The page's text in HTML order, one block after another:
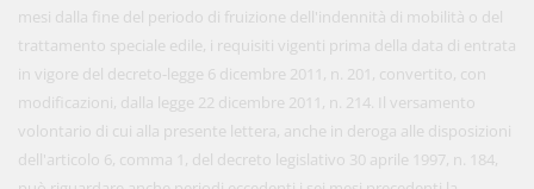
mesi dalla fine del periodo di fruizione dell'indennità di mobilità o del
trattamento speciale edile, i requisiti vigenti prima della data di entrata
in vigore del decreto-legge 6 dicembre 2011, n. 201, convertito, con
modificazioni, dalla legge 22 dicembre 2011, n. 214. Il versamento
volontario di cui alla presente lettera, anche in deroga alle disposizioni
dell'articolo 6, comma 1, del decreto legislativo 30 aprile 1997, n. 184,